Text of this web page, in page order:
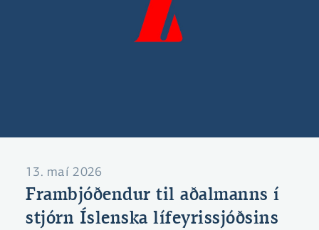
13. maí 2026
Frambjóðendur til aðalmanns í
stjórn Íslenska lífeyrissjóðsins